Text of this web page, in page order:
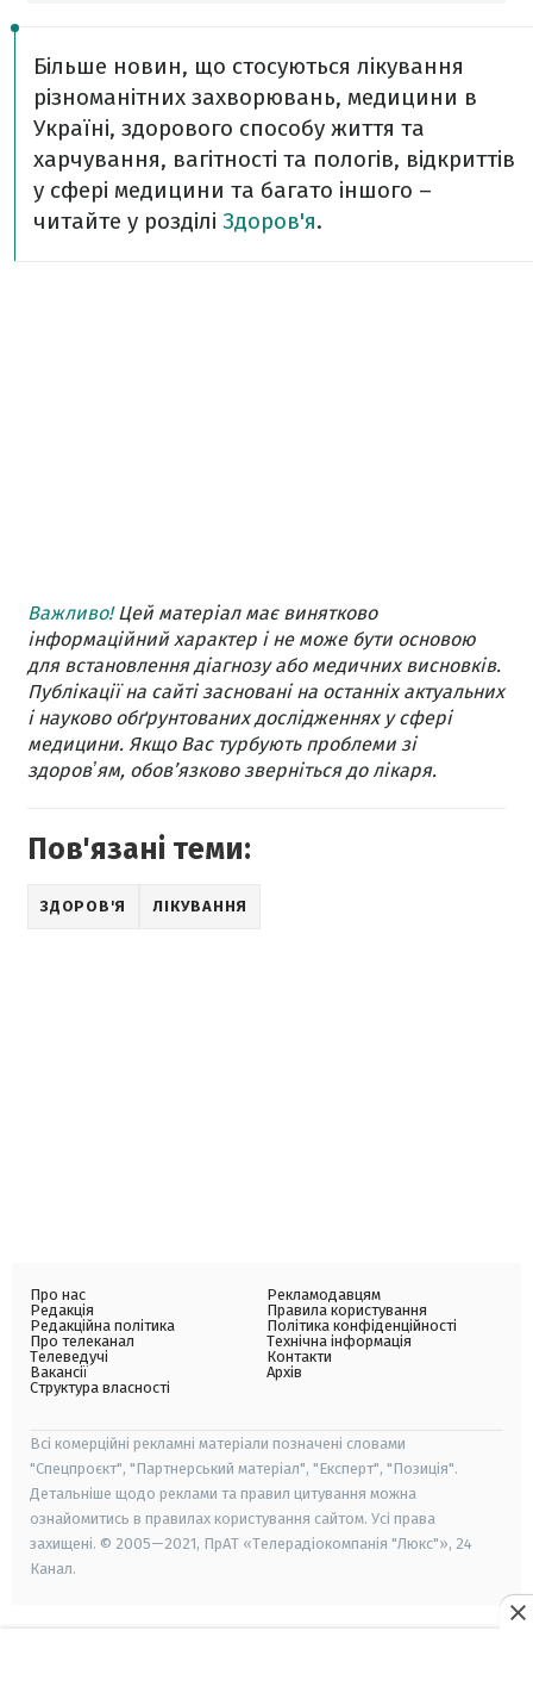
Більше новин, що стосуються лікування
різноманітних захворювань, медицини в
Україні, здорового способу життя та
харчування, вагітності та пологів, відкриттів
у сфері медицини та багато іншого –
читайте у розділі Здоров'я.
Важливо!Цей матеріал має винятково
інформаційний характер і не може бути основою
для встановлення діагнозу або медичних висновків.
Публікації на сайті засновані на останніх актуальних
і науково обґрунтованих дослідженнях у сфері
медицини. Якщо Вас турбують проблеми зі
здоровʼям, обов’язково зверніться до лікаря.
Пов'язані теми:
ЗДОРОВ'Я ЛІКУВАННЯ
Про нас
Редакція
Редакційна політика
Про телеканал
Телеведучі
Вакансії
Структура власності
Рекламодавцям
Правила користування
Політика конфіденційності
Технічна інформація
Контакти
Архів
Всі комерційні рекламні матеріали позначені словами
"Спецпроєкт", "Партнерський матеріал", "Експерт", "Позиція".
Детальніше щодо реклами та правил цитування можна
ознайомитись в правилах користування сайтом. Усі права
захищені. © 2005—2021, ПрАТ «Телерадіокомпанія "Люкс"», 24
Канал.